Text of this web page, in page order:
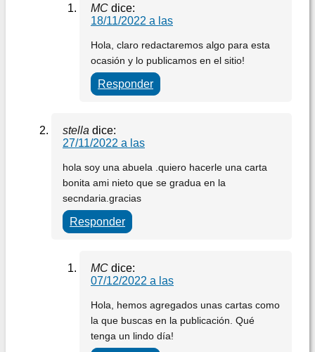
MC dice:
18/11/2022 a las
Hola, claro redactaremos algo para esta
ocasión y lo publicamos en el sitio!
Responder
stella dice:
27/11/2022 a las
hola soy una abuela .quiero hacerle una carta
bonita ami nieto que se gradua en la
secndaria.gracias
Responder
MC dice:
07/12/2022 a las
Hola, hemos agregados unas cartas como
la que buscas en la publicación. Qué
tenga un lindo día!